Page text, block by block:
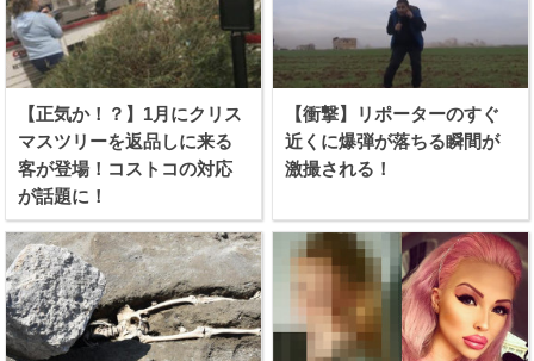
【正気か！？】1月にクリス
マスツリーを返品しに来る
客が登場！コストコの対応
が話題に！
【衝撃】リポーターのすぐ
近くに爆弾が落ちる瞬間が
激撮される！